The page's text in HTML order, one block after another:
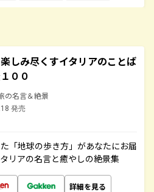
しみ尽くすイタリアのことば
００
の名言＆絶景
発売
「地球の歩き方」があなたにお届
リアの名言と癒やしの絶景集
詳細を見る